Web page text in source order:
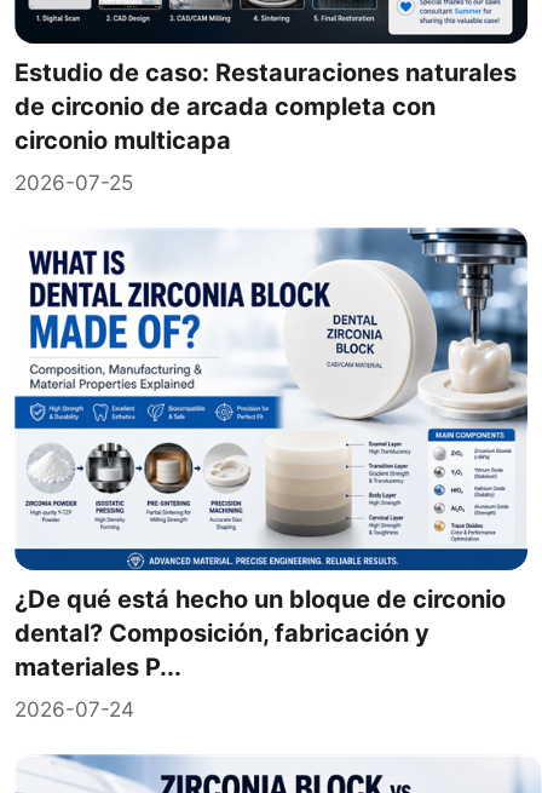
Estudio de caso: Restauraciones naturales
de circonio de arcada completa con
circonio multicapa
2026-07-25
¿De qué está hecho un bloque de circonio
dental? Composición, fabricación y
materiales P...
2026-07-24